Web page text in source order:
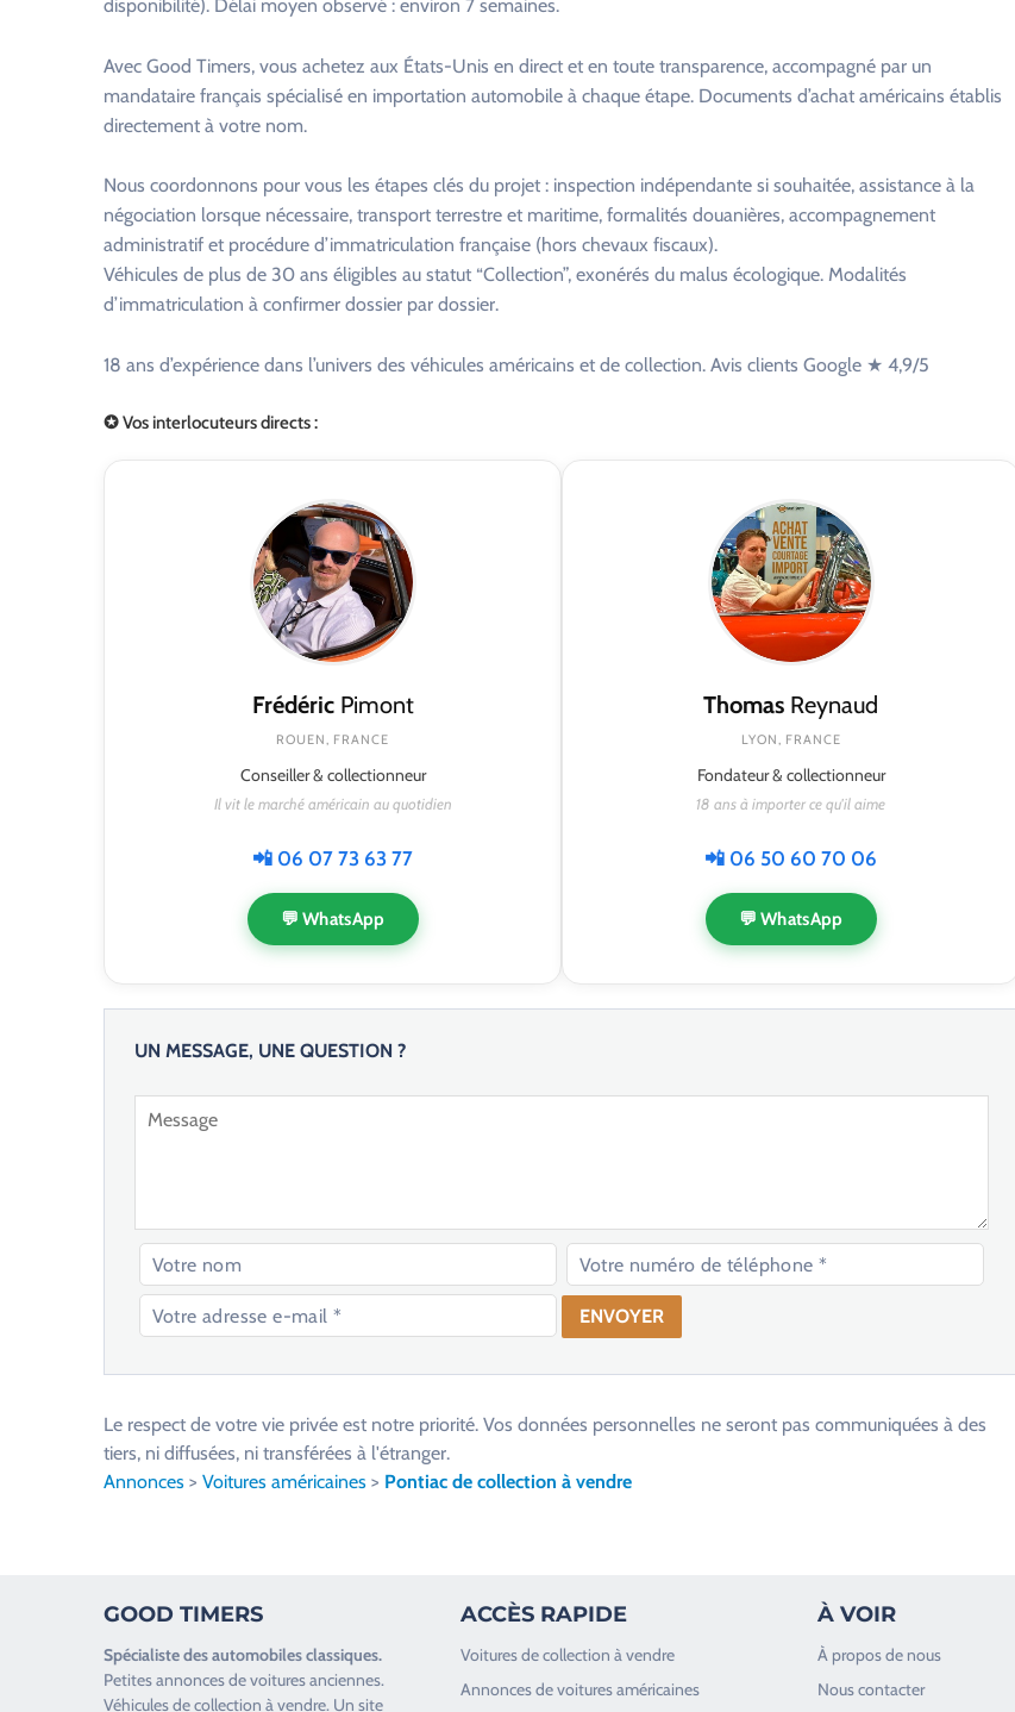
disponibilité). Délai moyen observé : environ 7 semaines.
Avec Good Timers, vous achetez aux États-Unis en direct et en toute transparence, accompagné par un
mandataire français spécialisé en importation automobile à chaque étape. Documents d’achat américains établis
directement à votre nom.
Nous coordonnons pour vous les étapes clés du projet : inspection indépendante si souhaitée, assistance à la
négociation lorsque nécessaire, transport terrestre et maritime, formalités douanières, accompagnement
administratif et procédure d’immatriculation française (hors chevaux fiscaux).
Véhicules de plus de 30 ans éligibles au statut “Collection”, exonérés du malus écologique. Modalités
d’immatriculation à confirmer dossier par dossier.
18 ans d’expérience dans l’univers des véhicules américains et de collection. Avis clients Google ★ 4,9/5
✪ Vos interlocuteurs directs :
FrédéricPimont
ROUEN, FRANCE
Conseiller & collectionneur
Il vit le marché américain au quotidien
📲 06 07 73 63 77
💬 WhatsApp
Thomas Reynaud
LYON, FRANCE
Fondateur & collectionneur
18 ans à importer ce qu'il aime
📲 06 50 60 70 06
💬 WhatsApp
UN MESSAGE, UNE QUESTION ?
a
s
Le respect de votre vie privée est notre priorité. Vos données personnelles ne seront pas communiquées à des
tiers, ni diffusées, ni transférées à l'étranger.
Annonces > Voitures américaines > Pontiac de collection à vendre
GOOD TIMERS
Spécialiste desautomobiles classiques.
Petites annonces devoitures anciennes.
Véhicules de collection à vendre. Un site
ACCÈS RAPIDE
Voitures de collection à vendre
Annonces de voitures américaines
À VOIR
À propos de nous
Nous contacter